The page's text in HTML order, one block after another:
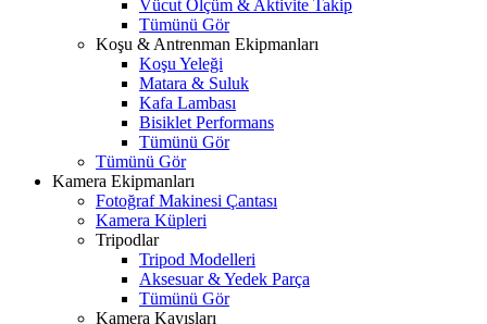
Vücut Ölçüm & Aktivite Takip
Tümünü Gör
Koşu & Antrenman Ekipmanları
Koşu Yeleği
Matara & Suluk
Kafa Lambası
Bisiklet Performans
Tümünü Gör
Tümünü Gör
Kamera Ekipmanları
Fotoğraf Makinesi Çantası
Kamera Küpleri
Tripodlar
Tripod Modelleri
Aksesuar & Yedek Parça
Tümünü Gör
Kamera Kayışları